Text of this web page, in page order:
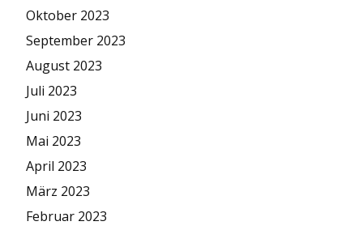
Oktober 2023
September 2023
August 2023
Juli 2023
Juni 2023
Mai 2023
April 2023
März 2023
Februar 2023